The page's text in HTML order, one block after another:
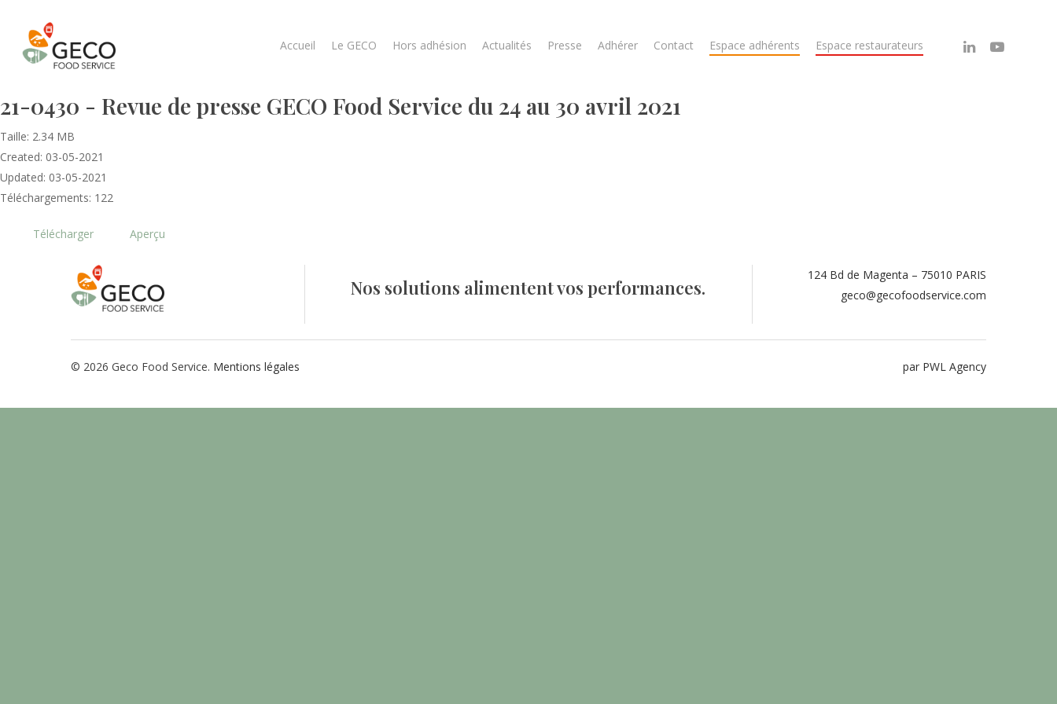
Accueil Le GECO Hors adhésion Actualités Presse Adhérer Contact Espace adhérents Espace restaurateurs
21-0430 - Revue de presse GECO Food Service du 24 au 30 avril 2021
Taille: 2.34 MB
Created: 03-05-2021
Updated: 03-05-2021
Téléchargements: 122
Télécharger Aperçu
Nos solutions alimentent vos performances.
124 Bd de Magenta – 75010 PARIS
geco@gecofoodservice.com
© 2026 Geco Food Service. Mentions légales par PWL Agency